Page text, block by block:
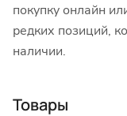
покупку онлайн
редких позиций,
наличии.
Товары